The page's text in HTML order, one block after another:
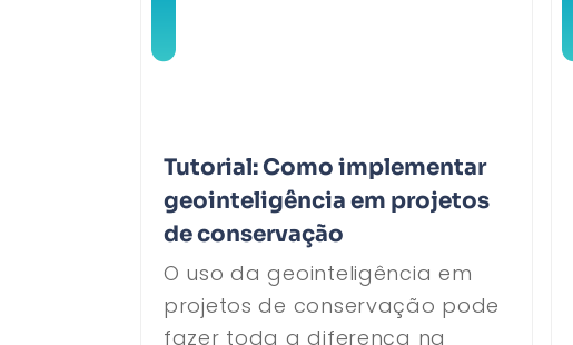
Tutorial: Como implementar
geointeligência em projetos
de conservação
O uso da geointeligência em
projetos de conservação pode
fazer toda a diferença na